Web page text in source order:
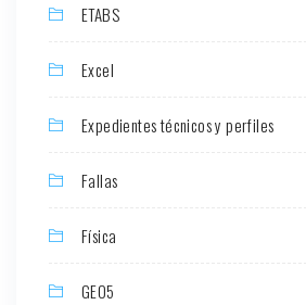
ETABS
Excel
Expedientes técnicos y perfiles
Fallas
Física
GEO5